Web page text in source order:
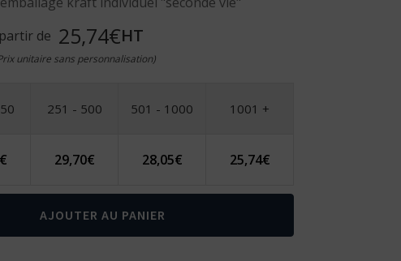
de 25,74€HT
unitaire sans personnalisation)
251 - 500 501 - 1000 1001 +
29,70€ 28,05€ 25,74€
AJOUTER AU PANIER